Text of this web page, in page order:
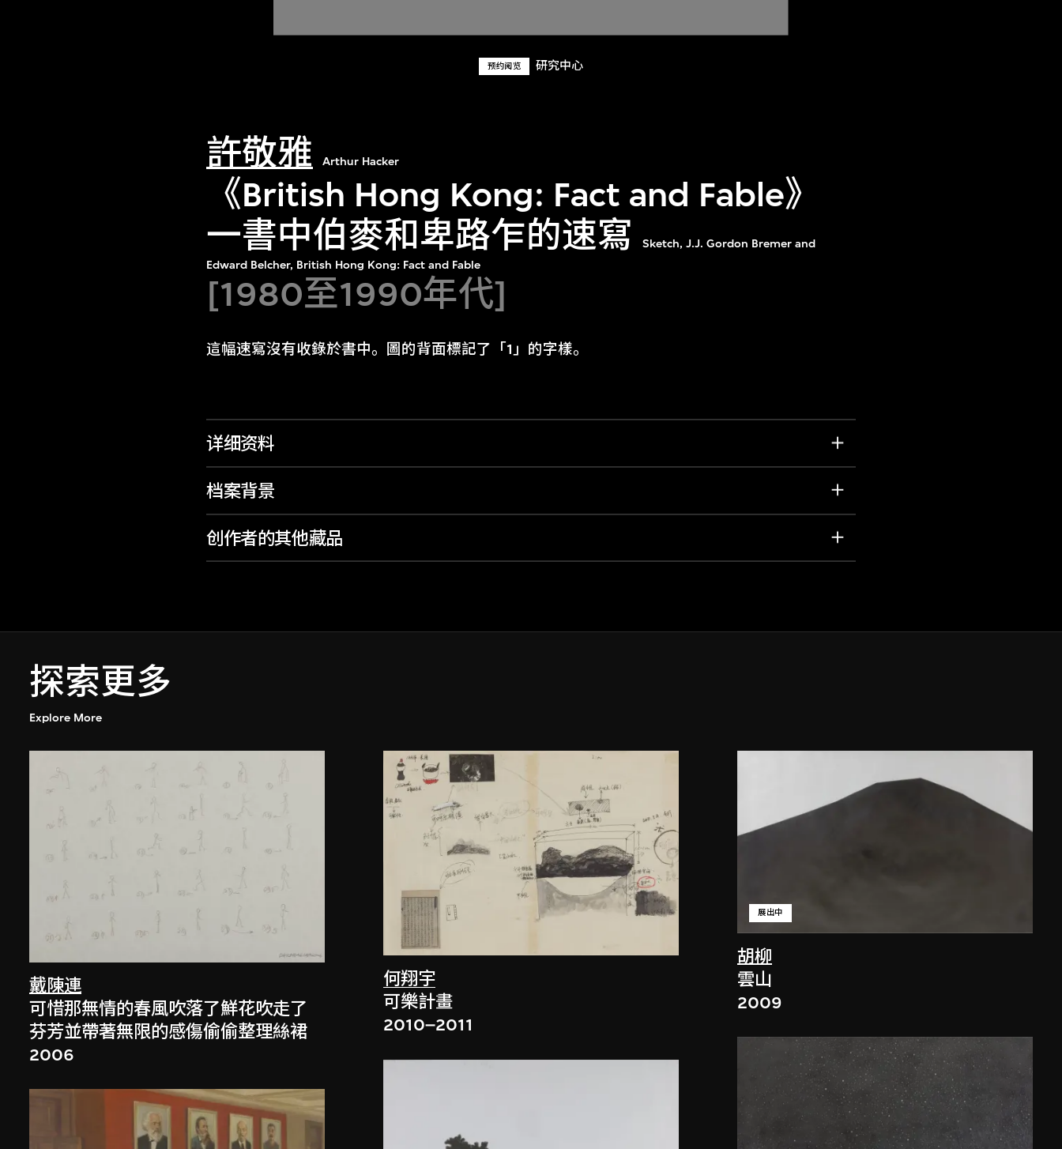
预约阅览 研究中心
許敬雅 Arthur Hacker
《British Hong Kong: Fact and Fable》
一書中伯麥和卑路乍的速寫
Sketch, J.J. Gordon Bremer and
Edward Belcher, British Hong Kong: Fact and Fable
[1980至1990年代]
這幅速寫沒有收錄於書中。圖的背面標記了「1」的字樣。
详细资料
档案背景
创作者的其他藏品
探索更多
Explore More
戴陳連
可惜那無情的春風吹落了鮮花吹走了
芬芳並帶著無限的感傷偷偷整理絲裙
2006
何翔宇
可樂計畫
2010–2011
胡柳
展出中
雲山
2009